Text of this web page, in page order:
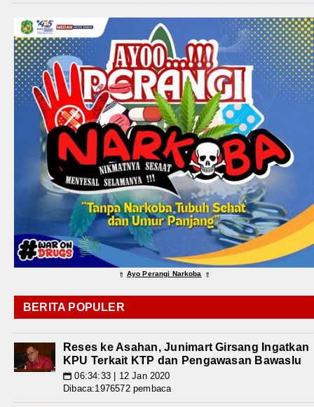
⇑ Ayo Perangi Narkoba ⇑
BERITA POPULER
Reses ke Asahan, Junimart Girsang Ingatkan
KPU Terkait KTP dan Pengawasan Bawaslu
📅 06:34:33 | 12 Jan 2020
Dibaca:1976572 pembaca